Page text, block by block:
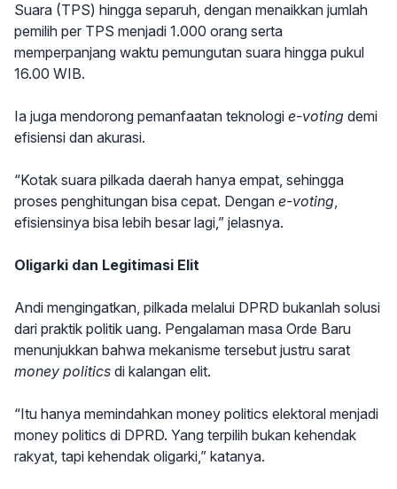
Suara (TPS) hingga separuh, dengan menaikkan jumlah
pemilih per TPS menjadi 1.000 orang serta
memperpanjang waktu pemungutan suara hingga pukul
16.00 WIB.
Ia juga mendorong pemanfaatan teknologi e-voting demi
efisiensi dan akurasi.
“Kotak suara pilkada daerah hanya empat, sehingga
proses penghitungan bisa cepat. Dengan e-voting,
efisiensinya bisa lebih besar lagi,” jelasnya.
Oligarki dan Legitimasi Elit
Andi mengingatkan, pilkada melalui DPRD bukanlah solusi
dari praktik politik uang. Pengalaman masa Orde Baru
menunjukkan bahwa mekanisme tersebut justru sarat
money politics di kalangan elit.
“Itu hanya memindahkan money politics elektoral menjadi
money politics di DPRD. Yang terpilih bukan kehendak
rakyat, tapi kehendak oligarki,” katanya.